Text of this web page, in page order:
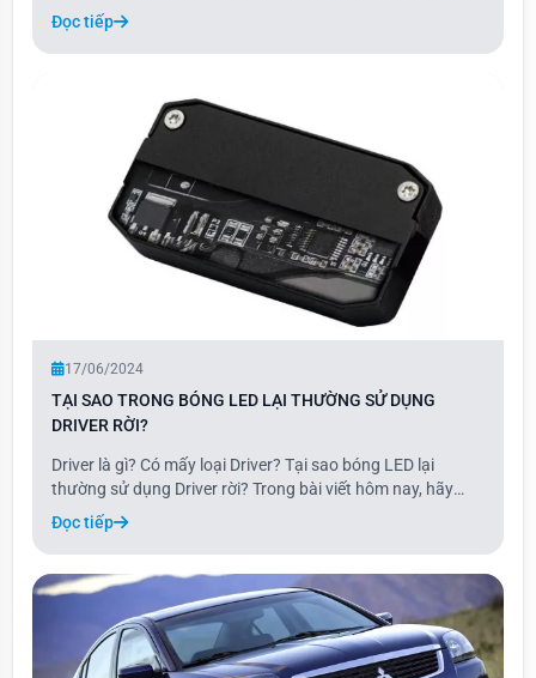
không ngừng. Điều này bởi vì chúng không chỉ mang lại
hiệu suất chiếu sáng vượt trội mà còn tiết kiệm năng lượng
đáng kể. Tuy nhiên, để kha
Đọc tiếp
17/06/2024
TẠI SAO TRONG BÓNG LED LẠI THƯỜNG SỬ DỤNG
DRIVER RỜI?
Driver là gì? Có mấy loại Driver? Tại sao bóng LED lại
thường sử dụng Driver rời? Trong bài viết hôm nay, hãy
cùng Naoevo tìm hiểu chi tiết những thông tin bổ ích này
nhé!
Đọc tiếp